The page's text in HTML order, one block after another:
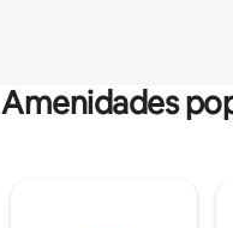
Amenidades